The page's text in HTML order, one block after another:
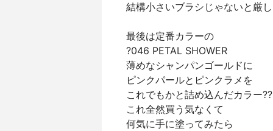
結構小さいブラシじゃないと厳
最後は定番カラーの
?046 PETAL SHOWER
薄めなシャンパンゴールドに
ピンクパールとピンクラメを
これでもかと詰め込んだカラー??
これ全然買う気なくて
何気に手に塗ってみたら